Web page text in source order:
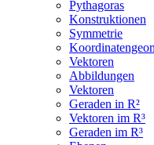
Pythagoras
Konstruktionen
Symmetrie
Vektoren
Abbildungen
Vektoren
Geraden in R²
Vektoren im R³
Geraden im R³